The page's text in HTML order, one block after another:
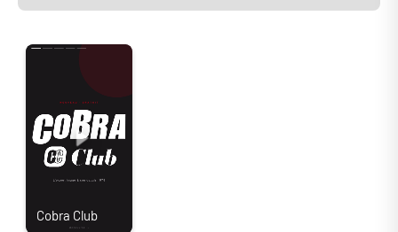
ou DTS :X sans perte sur de longues distances, le câble HDMI
doté d’un système de dissipation du bruit accompagné d’un excellent
blindage électromagnétique. Grâce à ce câble Audioquest, vous
obtenez la transmission d'un signal haut débit de 18 Gbps pour profiter
pleinement de toutes vos sources.
"CONDUCTEURS LGC, SYSTÈME DE DISSIPATION DU BRUIT ET
Le câble HDMI Audioquest Blueberry est une solution aussi abordable